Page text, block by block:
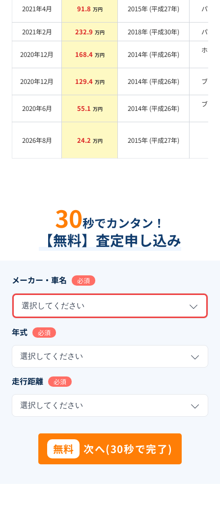
2021年4月 91.8 万円 2015年 (平成27年) パール
2021年2月 232.9 万円 2018年 (平成30年) パール
2020年12月 168.4 万円 2014年 (平成26年)
ホワ
2020年12月 129.4 万円 2014年 (平成26年) ブルー
2020年6月 55.1 万円 2014年 (平成26年)
ブラ
2026年8月 24.2 万円 2015年 (平成27年)
30秒でカンタン！
【無料】査定申し込み
メーカー・車名 必須
選択してください
年式 必須
選択してください
走行距離 必須
選択してください
無料 次へ(30秒で完了)